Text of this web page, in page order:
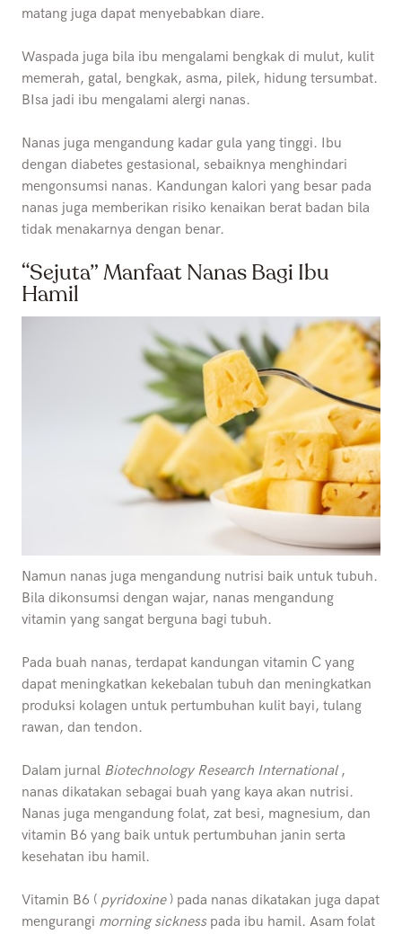
matang juga dapat menyebabkan diare.
Waspada juga bila ibu mengalami bengkak di mulut, kulit
memerah, gatal, bengkak, asma, pilek, hidung tersumbat.
BIsa jadi ibu mengalami alergi nanas.
Nanas juga mengandung kadar gula yang tinggi. Ibu
dengan diabetes gestasional, sebaiknya menghindari
mengonsumsi nanas. Kandungan kalori yang besar pada
nanas juga memberikan risiko kenaikan berat badan bila
tidak menakarnya dengan benar.
“Sejuta” Manfaat Nanas Bagi Ibu
Hamil
Namun nanas juga mengandung nutrisi baik untuk tubuh.
Bila dikonsumsi dengan wajar, nanas mengandung
vitamin yang sangat berguna bagi tubuh.
Pada buah nanas, terdapat kandungan vitamin C yang
dapat meningkatkan kekebalan tubuh dan meningkatkan
produksi kolagen untuk pertumbuhan kulit bayi, tulang
rawan, dan tendon.
Dalam jurnal Biotechnology Research International ,
nanas dikatakan sebagai buah yang kaya akan nutrisi.
Nanas juga mengandung folat, zat besi, magnesium, dan
vitamin B6 yang baik untuk pertumbuhan janin serta
kesehatan ibu hamil.
Vitamin B6 ( pyridoxine) pada nanas dikatakan juga dapat
mengurangi morning sickness pada ibu hamil. Asam folat